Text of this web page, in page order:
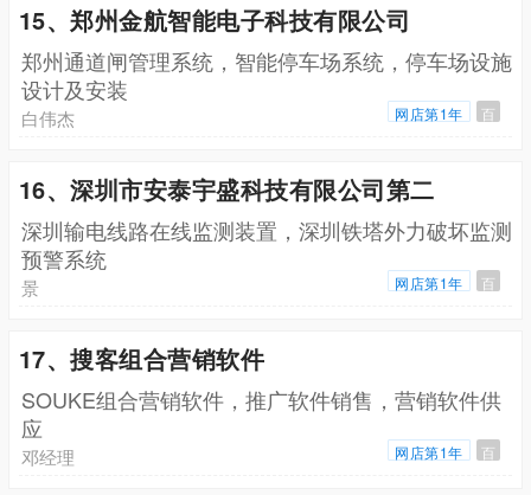
15、郑州金航智能电子科技有限公司
郑州通道闸管理系统，智能停车场系统，停车场设施
设计及安装
白伟杰 网店第1年 百
16、深圳市安泰宇盛科技有限公司第二
深圳输电线路在线监测装置，深圳铁塔外力破坏监测
预警系统
景 网店第1年 百
17、搜客组合营销软件
SOUKE组合营销软件，推广软件销售，营销软件供
应
邓经理 网店第1年 百